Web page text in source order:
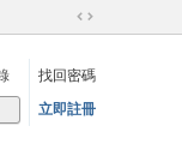
切
到
寬
找回密碼
立即註冊